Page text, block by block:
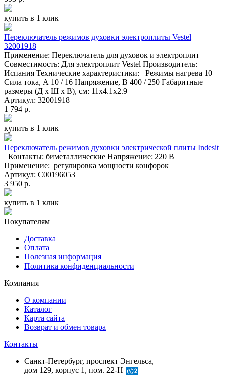
купить в 1 клик
Переключатель режимов духовки электроплиты Vestel
32001918
Применение: Переключатель для духовок и электроплит
Совместимость: Для электроплит Vestel Производитель:
Испания Технические характеристики: Режимы нагрева 10
Сила тока, А 10 / 16 Напряжение, В 400 / 250 Габаритные
размеры (Д x Ш x В), см: 11x4.1x2.9
Артикул: 32001918
1 794 р.
купить в 1 клик
Переключатель режимов духовки электрической плиты Indesit
Контакты: биметаллические Напряжение: 220 В
Применение: регулировка мощности конфорок
Артикул: C00196053
3 950 р.
купить в 1 клик
Покупателям
Доставка
Оплата
Полезная информация
Политика конфиденциальности
Компания
О компании
Каталог
Карта сайта
Возврат и обмен товара
Контакты
Санкт-Петербург, проспект Энгельса,
дом 129, корпус 1, пом. 22-Н